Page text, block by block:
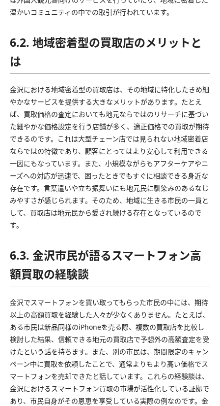
温かいコミュニティの中での取引が行われています。
6.2. 地域密着型の買取店のメリットと
は
金沢における地域密着型の買取店は、その地域に特化したきめ細
やかなサービスを提供する大きなメリットがあります。たとえ
ば、買取価格の査定においても地元ならではのリサーチに基づい
た細やかな価格設定を行う店舗が多く、適正価格での買取が期待
できるのです。これは大型チェーン店では見られない地域密着店
ならではの特徴であり、顧客にとってはより安心して利用できる
一因にもなっています。また、小規模ながらもアフターケアやニ
ーズへの対応が迅速で、困ったときでもすぐに相談できる身近な
存在です。言葉遣いや立ち振舞いにも地元民に馴染みのあるなじ
みやすさが感じられます。そのため、地域に生きる市民の一員と
して、買取店は地元民から愛され続ける存在となっているので
す。
6.3. 金沢市民が語るスマートフォン高
額買取の経験談
金沢でスマートフォンを買い取ってもらった市民の中には、期待
以上の高額買取を経験した人々が少なくありません。たとえば、
ある市民は新品同様のiPhoneを売る際、複数の買取店を比較し
検討した結果、信頼できる地元の買取店で予想外の高額査定を受
けたという話を持ちます。また、別の市民は、期間限定のキャン
ペーン中に買取を依頼したことで、通常よりもより高い価格でス
マートフォンを売却できたと話しています。これらの経験談は、
金沢におけるスマートフォン買取の市場が活性化している証拠で
あり、市民自身がその恩恵を享受している実際の例なのです。金